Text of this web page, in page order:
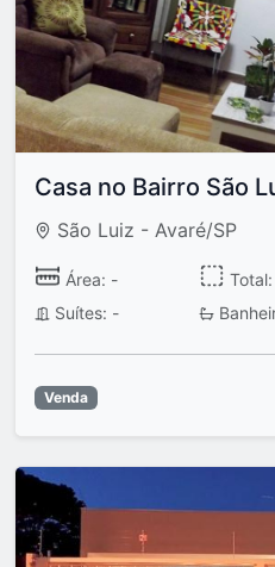
Casa no Bairro São
São Luiz - Avaré/SP
Área: -
Suítes: -
Venda